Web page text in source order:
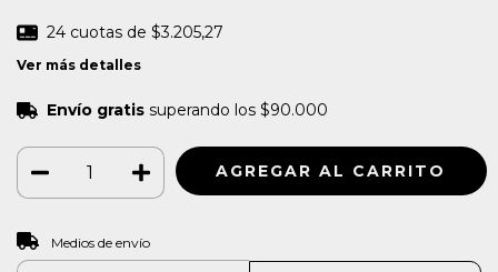
24 cuotas de $3.205,27
Ver más detalles
Envío gratis superando los $90.000
Entregas para el CP:
Medios de envío